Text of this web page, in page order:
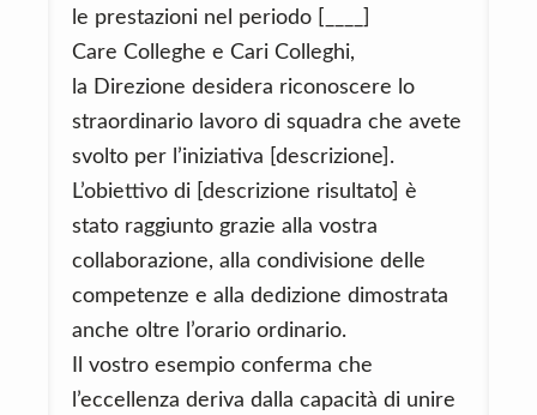
le prestazioni nel periodo [____]
Care Colleghe e Cari Colleghi,
la Direzione desidera riconoscere lo
straordinario lavoro di squadra che avete
svolto per l’iniziativa [descrizione].
L’obiettivo di [descrizione risultato] è
stato raggiunto grazie alla vostra
collaborazione, alla condivisione delle
competenze e alla dedizione dimostrata
anche oltre l’orario ordinario.
Il vostro esempio conferma che
l’eccellenza deriva dalla capacità di unire